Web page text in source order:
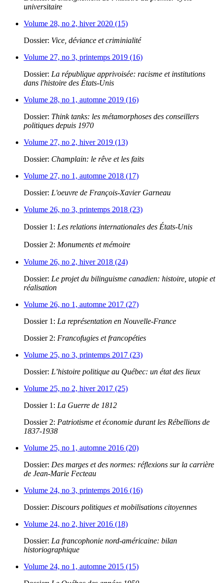
universitaire
Volume 28, no 2, hiver 2020 (15)
Dossier: Vice, déviance et criminialité
Volume 27, no 3, printemps 2019 (16)
Dossier: La république apprivoisée: racisme et institutions
dans l'histoire des États-Unis
Volume 28, no 1, automne 2019 (16)
Dossier: Think tanks: les métamorphoses des conseillers
politiques depuis 1970
Volume 27, no 2, hiver 2019 (13)
Dossier: Champlain: le rêve et les faits
Volume 27, no 1, automne 2018 (17)
Dossier: L'oeuvre de François-Xavier Garneau
Volume 26, no 3, printemps 2018 (23)
Dossier 1: Les relations internationales des États-Unis
Dossier 2: Monuments et mémoire
Volume 26, no 2, hiver 2018 (24)
Dossier: Le projet du bilinguisme canadien: histoire, utopie et
réalisation
Volume 26, no 1, automne 2017 (27)
Dossier 1: La représentation en Nouvelle-France
Dossier 2: Francofugies et francopéties
Volume 25, no 3, printemps 2017 (23)
Dossier: L’histoire politique au Québec: un état des lieux
Volume 25, no 2, hiver 2017 (25)
Dossier 1: La Guerre de 1812
Dossier 2: Patriotisme et économie durant les Rébellions de
1837-1938
Volume 25, no 1, automne 2016 (20)
Dossier: Des marges et des normes: réflexions sur la carrière
de Jean-Marie Fecteau
Volume 24, no 3, printemps 2016 (16)
Dossier: Discours politiques et mobilisations citoyennes
Volume 24, no 2, hiver 2016 (18)
Dossier: La francophonie nord-américaine: bilan
historiographique
Volume 24, no 1, automne 2015 (15)